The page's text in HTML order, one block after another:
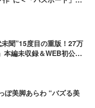
聞”15度目の重版！27万
本編未収録＆WEB初公開
ぽ美脚あらわ “バズる美